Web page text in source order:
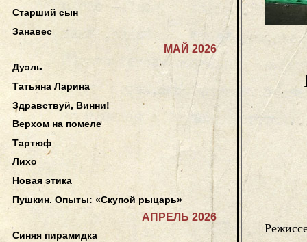
Старший сын
Занавес
МАЙ 2026
Дуэль
Татьяна Ларина
Здравствуй, Винни!
Верхом на помеле
Тартюф
Лихо
Новая этика
Пушкин. Опыты: «Скупой рыцарь»
АПРЕЛЬ 2026
Синяя пирамидка